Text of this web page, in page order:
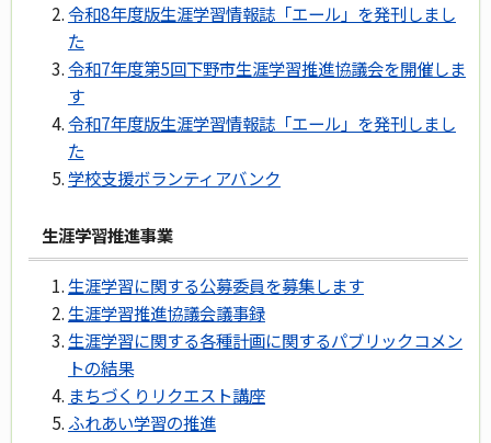
令和8年度版生涯学習情報誌「エール」を発刊しまし
た
令和7年度第5回下野市生涯学習推進協議会を開催しま
す
令和7年度版生涯学習情報誌「エール」を発刊しまし
た
学校支援ボランティアバンク
生涯学習推進事業
生涯学習に関する公募委員を募集します
生涯学習推進協議会議事録
生涯学習に関する各種計画に関するパブリックコメン
トの結果
まちづくりリクエスト講座
ふれあい学習の推進